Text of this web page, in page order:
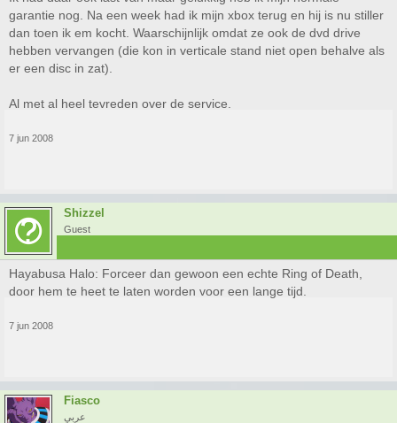
garantie nog. Na een week had ik mijn xbox terug en hij is nu stiller
dan toen ik em kocht. Waarschijnlijk omdat ze ook de dvd drive
hebben vervangen (die kon in verticale stand niet open behalve als
er een disc in zat).
Al met al heel tevreden over de service.
7 jun 2008
Shizzel
Guest
Hayabusa Halo: Forceer dan gewoon een echte Ring of Death,
door hem te heet te laten worden voor een lange tijd.
7 jun 2008
Fiasco
عربي